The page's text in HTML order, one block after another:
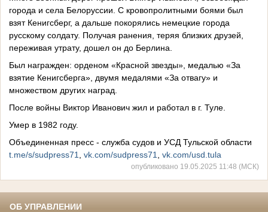
города и села Белоруссии. С кровопролитными боями был
взят Кенигсберг, а дальше покорялись немецкие города
русскому солдату. Получая ранения, теряя близких друзей,
переживая утрату, дошел он до Берлина.
Был награжден: орденом «Красной звезды», медалью «За
взятие Кенигсберга», двумя медалями «За отвагу» и
множеством других наград.
После войны Виктор Иванович жил и работал в г. Туле.
Умер в 1982 году.
Объединенная пресс - служба судов и УСД Тульской области
t.me/s/sudpress71
vk.com/sudpress71 vk.com/usd.tula
опубликовано 19.05.2025 11:48 (МСК)
ОБ УПРАВЛЕНИИ